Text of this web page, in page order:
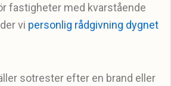
fastigheter med kvarstående
vi personlig rådgivning dygnet
sotrester efter en brand eller